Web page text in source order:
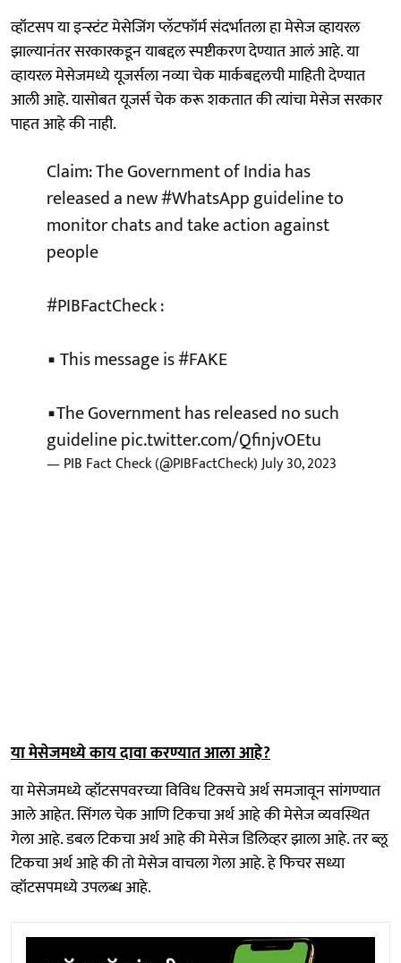
व्हॉटसप या इन्स्टंट मेसेजिंग प्लॅटफॉर्म संदर्भातला हा मेसेज व्हायरल
झाल्यानंतर सरकारकडून याबद्दल स्पष्टीकरण देण्यात आलं आहे. या
व्हायरल मेसेजमध्ये यूजर्सला नव्या चेक मार्कबद्दलची माहिती देण्यात
आली आहे. यासोबत यूजर्स चेक करू शकतात की त्यांचा मेसेज सरकार
पाहत आहे की नाही.
Claim: The Government of India has
released a new#WhatsAppguideline to
monitor chats and take action against
people
#PIBFactCheck:
▪️ This message is#FAKE
▪️The Government has released no such
guidelinepic.twitter.com/QfinjvOEtu
— PIB Fact Check (@PIBFactCheck)July 30, 2023
या मेसेजमध्ये काय दावा करण्यात आला आहे?
या मेसेजमध्ये व्हॉटसपवरच्या विविध टिक्सचे अर्थ समजावून सांगण्यात
आले आहेत. सिंगल चेक आणि टिकचा अर्थ आहे की मेसेज व्यवस्थित
गेला आहे. डबल टिकचा अर्थ आहे की मेसेज डिलिव्हर झाला आहे. तर ब्लू
टिकचा अर्थ आहे की तो मेसेज वाचला गेला आहे. हे फिचर सध्या
व्हॉटसपमध्ये उपलब्ध आहे.